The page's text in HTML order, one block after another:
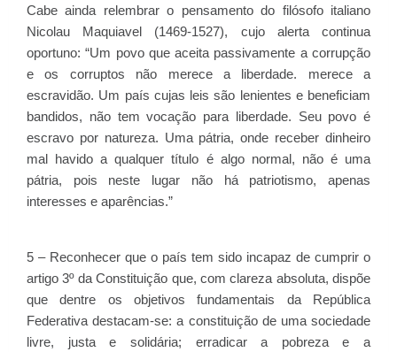
Cabe ainda relembrar o pensamento do filósofo italiano
Nicolau Maquiavel (1469-1527), cujo alerta continua
oportuno: “Um povo que aceita passivamente a corrupção
e os corruptos não merece a liberdade. merece a
escravidão. Um país cujas leis são lenientes e beneficiam
bandidos, não tem vocação para liberdade. Seu povo é
escravo por natureza. Uma pátria, onde receber dinheiro
mal havido a qualquer título é algo normal, não é uma
pátria, pois neste lugar não há patriotismo, apenas
interesses e aparências.”
5 – Reconhecer que o país tem sido incapaz de cumprir o
artigo 3º da Constituição que, com clareza absoluta, dispõe
que dentre os objetivos fundamentais da República
Federativa destacam-se: a constituição de uma sociedade
livre, justa e solidária; erradicar a pobreza e a